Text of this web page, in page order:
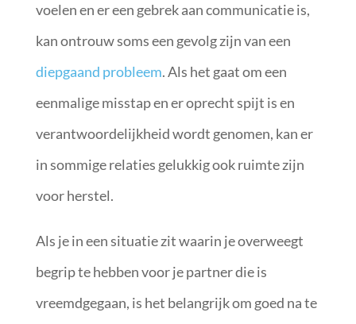
voelen en er een gebrek aan communicatie is,
kan ontrouw soms een gevolg zijn van een
diepgaand probleem. Als het gaat om een
eenmalige misstap en er oprecht spijt is en
verantwoordelijkheid wordt genomen, kan er
in sommige relaties gelukkig ook ruimte zijn
voor herstel.
Als je in een situatie zit waarin je overweegt
begrip te hebben voor je partner die is
vreemdgegaan, is het belangrijk om goed na te